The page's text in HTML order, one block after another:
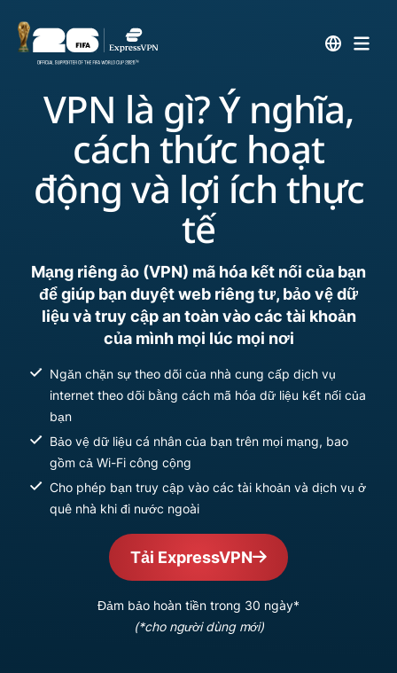
VPN là gì? Ý nghĩa,
cách thức hoạt
động và lợi ích thực
tế
Mạng riêng ảo (VPN) mã hóa kết nối của bạn
để giúp bạn duyệt web riêng tư, bảo vệ dữ
liệu và truy cập an toàn vào các tài khoản
của mình mọi lúc mọi nơi
Ngăn chặn sự theo dõi của nhà cung cấp dịch vụ
internet theo dõi bằng cách mã hóa dữ liệu kết nối của
bạn
Bảo vệ dữ liệu cá nhân của bạn trên mọi mạng, bao
gồm cả Wi-Fi công cộng
Cho phép bạn truy cập vào các tài khoản và dịch vụ ở
quê nhà khi đi nước ngoài
Tải ExpressVPN
Đảm bảo hoàn tiền trong 30 ngày*
(*cho người dùng mới)